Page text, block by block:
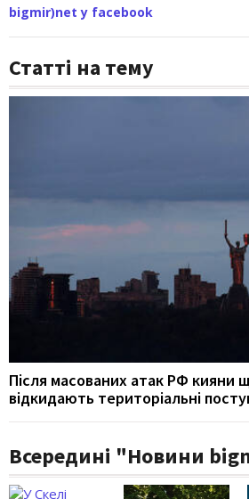
bigmir)net у facebook
Статті на тему
Після масованих атак РФ кияни
відкидають територіальні
Всередині "Новини